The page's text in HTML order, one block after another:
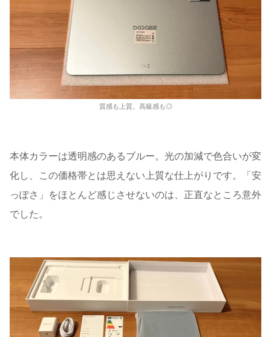
質感も上質。高級感も◎
本体カラーは透明感のあるブルー。光の加減で色合いが変
化し、この価格帯とは思えない上質な仕上がりです。「安
っぽさ」をほとんど感じさせないのは、正直なところ意外
でした。